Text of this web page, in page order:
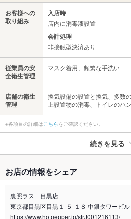
お客様への
取り組み
入店時
店内に消毒液設置
会計処理
非接触型決済あり
従業員の安
全衛生管理
マスク着用、頻繁な手洗い
店舗の衛生
管理
換気設備の設置と換気、多数
上設置物の消毒、トイレのハ
※各項目の詳細は こちらをご確認ください。
続きを見る
禁煙・喫煙
全席禁煙
喫煙専用室 なし
お店の情報をシェア
裏照ラス 目黒店
東京都目黒区目黒１-５-１８ 中銀タワービル
https://www.hotpepper.jp/strJ001216113/